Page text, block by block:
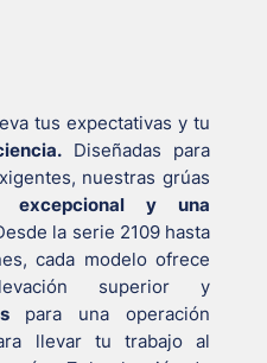
tus expectativas y tu
Diseñadas para
nuestras grúas
excepcional y una
la serie 2109 hasta
cada modelo ofrece
superior y
para una operación
llevar tu trabajo al